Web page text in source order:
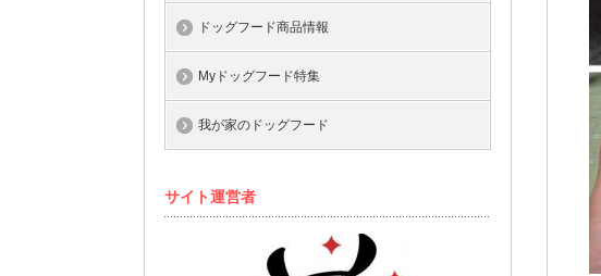
ドッグフード商品情報
Myドッグフード特集
我が家のドッグフード
サイト運営者